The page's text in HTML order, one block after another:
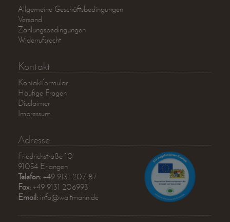
Allgemeine Geschäftsbedingungen
Versand
Zahlungsbedingungen
Widerrufsrecht
Kontakt
Kontaktformular
Häufige Fragen
Disclaimer
Impressum
Adresse
Friedrichstraße 10
91054 Erlangen
Telefon: +49 9131 207187
Fax: +49 9131 206993
Email: info@waltmann.de